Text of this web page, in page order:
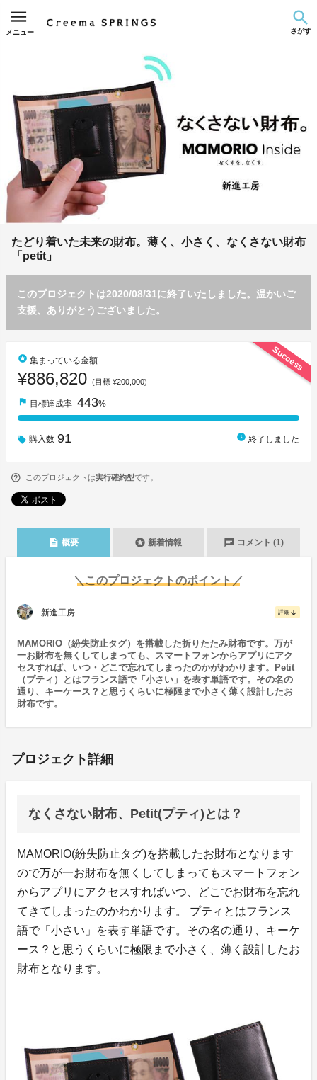
メニュー さがす
たどり着いた未来の財布。薄く、小さく、なくさない財布
「petit」
このプロジェクトは2020/08/31に終了いたしました。温かいご
支援、ありがとうございました。
Success
stars 集まっている金額
¥886,820 (目標 ¥200,000)
flag 目標達成率 443%
購入数 91 watch_later 終了しました
このプロジェクトは実行確約型です。
description 概要 stars 新着情報 chat コメント (1)
＼このプロジェクトのポイント／
新進工房 詳細 arrow_downward
MAMORIO（紛失防止タグ）を搭載した折りたたみ財布です。万が
一お財布を無くしてしまっても、スマートフォンからアプリにアク
セスすれば、いつ・どこで忘れてしまったのかがわかります。Petit
（プティ）とはフランス語で「小さい」を表す単語です。その名の
通り、キーケース？と思うくらいに極限まで小さく薄く設計したお
財布です。
プロジェクト詳細
なくさない財布、Petit(プティ)とは？
MAMORIO(紛失防止タグ)を搭載したお財布となります
ので万が一お財布を無くしてしまってもスマートフォン
からアプリにアクセスすればいつ、どこでお財布を忘れ
てきてしまったのかわかります。 プティとはフランス
語で「小さい」を表す単語です。その名の通り、キーケ
ース？と思うくらいに極限まで小さく、薄く設計したお
財布となります。